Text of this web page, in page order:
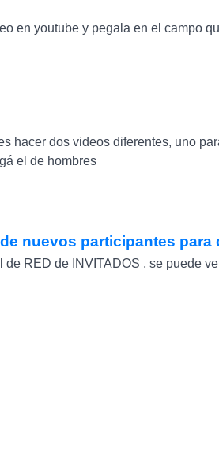
en youtube y pegala en el campo
hacer dos videos diferentes, uno
el de hombres
nuevos participantes
RED de INVITADOS , se puede